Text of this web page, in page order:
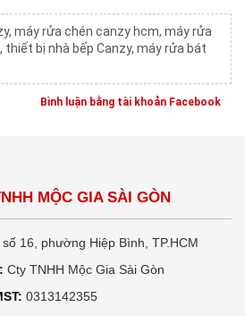
, máy rửa chén canzy hcm, máy rửa
, thiết bị nhà bếp Canzy, máy rửa bát
Bình luận bằng tài khoản Facebook
MỘC GIA SÀI GÒN
16, phường Hiệp Bình, TP.HCM
Cty TNHH Mộc Gia Sài Gòn
0313142355